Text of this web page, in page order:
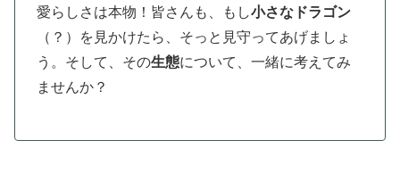
愛らしさは本物！皆さんも、もし小さなドラゴン
（？）を見かけたら、そっと見守ってあげましょ
う。そして、その生態について、一緒に考えてみ
ませんか？